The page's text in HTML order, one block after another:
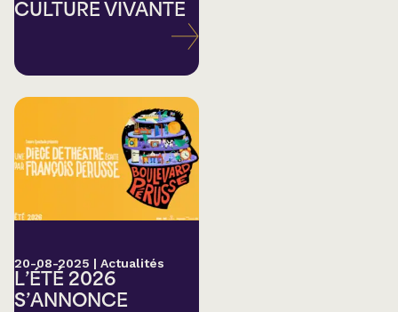
CULTURE VIVANTE
20-08-2025 | Actualités
L’ÉTÉ 2026
S’ANNONCE